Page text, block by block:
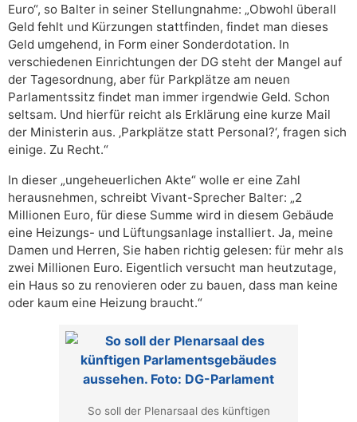
Euro“, so Balter in seiner Stellungnahme: „Obwohl überall
Geld fehlt und Kürzungen stattfinden, findet man dieses
Geld umgehend, in Form einer Sonderdotation. In
verschiedenen Einrichtungen der DG steht der Mangel auf
der Tagesordnung, aber für Parkplätze am neuen
Parlamentssitz findet man immer irgendwie Geld. Schon
seltsam. Und hierfür reicht als Erklärung eine kurze Mail
der Ministerin aus. ‚Parkplätze statt Personal?‘, fragen sich
einige. Zu Recht.“
In dieser „ungeheuerlichen Akte“ wolle er eine Zahl
herausnehmen, schreibt Vivant-Sprecher Balter: „2
Millionen Euro, für diese Summe wird in diesem Gebäude
eine Heizungs- und Lüftungsanlage installiert. Ja, meine
Damen und Herren, Sie haben richtig gelesen: für mehr als
zwei Millionen Euro. Eigentlich versucht man heutzutage,
ein Haus so zu renovieren oder zu bauen, dass man keine
oder kaum eine Heizung braucht.“
So soll der Plenarsaal des künftigen